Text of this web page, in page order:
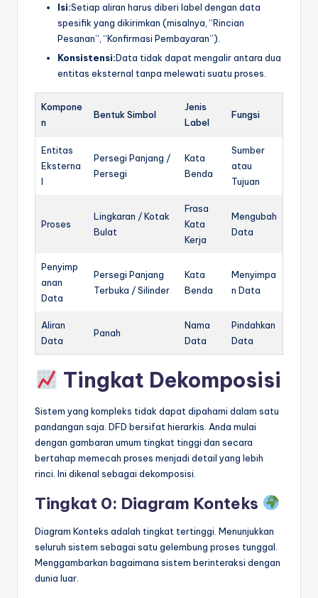
Isi:Setiap aliran harus diberi label dengan data
spesifik yang dikirimkan (misalnya, “Rincian
Pesanan”, “Konfirmasi Pembayaran”).
Konsistensi:Data tidak dapat mengalir antara dua
entitas eksternal tanpa melewati suatu proses.
Kompone
n
Bentuk Simbol
Jenis
Label
Fungsi
Entitas
Eksterna
l
Persegi Panjang /
Persegi
Kata
Benda
Sumber
atau
Tujuan
Proses
Lingkaran / Kotak
Bulat
Frasa
Kata
Kerja
Mengubah
Data
Penyimp
anan
Data
Persegi Panjang
Terbuka / Silinder
Kata
Benda
Menyimpa
n Data
Aliran
Data
Panah
Nama
Data
Pindahkan
Data
Tingkat Dekomposisi
Sistem yang kompleks tidak dapat dipahami dalam satu
pandangan saja. DFD bersifat hierarkis. Anda mulai
dengan gambaran umum tingkat tinggi dan secara
bertahap memecah proses menjadi detail yang lebih
rinci. Ini dikenal sebagai dekomposisi.
Tingkat 0: Diagram Konteks
Diagram Konteks adalah tingkat tertinggi. Menunjukkan
seluruh sistem sebagai satu gelembung proses tunggal.
Menggambarkan bagaimana sistem berinteraksi dengan
dunia luar.